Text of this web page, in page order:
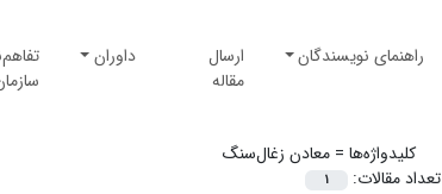
راهنمای نویسندگان
ارسال
مقاله
داوران
کلیدواژه‌ها =معادن زغال‌سنگ
تعداد مقالات:
1